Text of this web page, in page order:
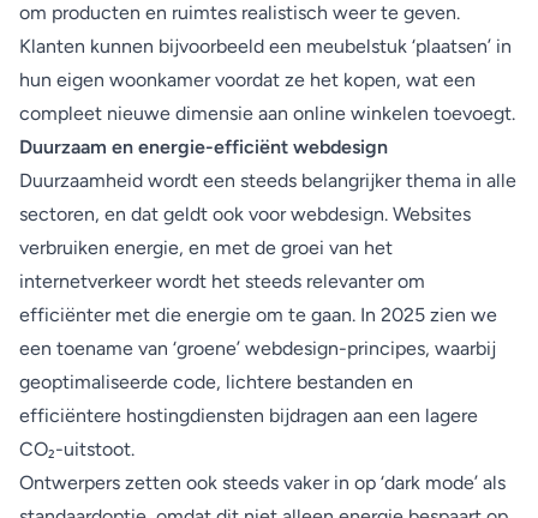
om producten en ruimtes realistisch weer te geven.
Klanten kunnen bijvoorbeeld een meubelstuk ‘plaatsen’ in
hun eigen woonkamer voordat ze het kopen, wat een
compleet nieuwe dimensie aan online winkelen toevoegt.
Duurzaam en energie-efficiënt webdesign
Duurzaamheid wordt een steeds belangrijker thema in alle
sectoren, en dat geldt ook voor webdesign. Websites
verbruiken energie, en met de groei van het
internetverkeer wordt het steeds relevanter om
efficiënter met die energie om te gaan. In 2025 zien we
een toename van ‘groene’ webdesign-principes, waarbij
geoptimaliseerde code, lichtere bestanden en
efficiëntere hostingdiensten bijdragen aan een lagere
CO₂-uitstoot.
Ontwerpers zetten ook steeds vaker in op ‘dark mode’ als